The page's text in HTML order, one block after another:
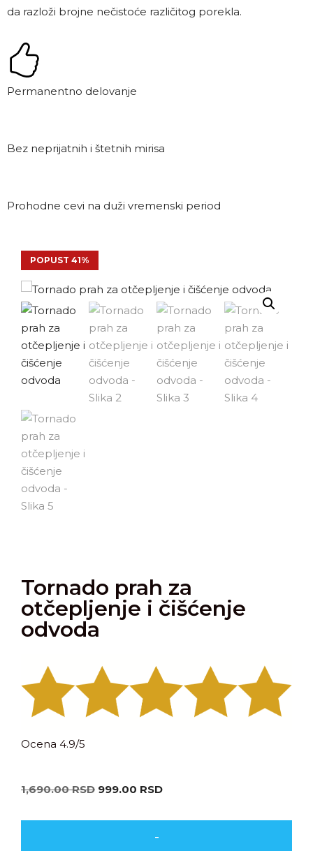
da razloži brojne nečistoće različitog porekla.
Permanentno delovanje
Bez neprijatnih i štetnih mirisa
Prohodne cevi na duži vremenski period
POPUST 41%
Tornado prah za
otčepljenje i čišćenje
odvoda
Ocena 4.9/5
1,690.00RSD 999.00 RSD
-